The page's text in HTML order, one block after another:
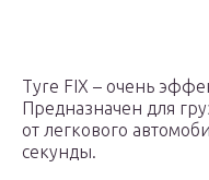
Tyre FIX – очень
Предназначен для
от легкового
секунды.